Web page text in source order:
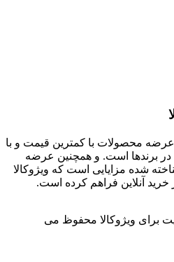
عرضه محصولات با کمترین قیمت و با
در برندها است. و همچنین عرضه
شده مزایایی است که ویژوکالا
آنلاین فراهم کرده است.
برای ویژوکالا محفوظ می